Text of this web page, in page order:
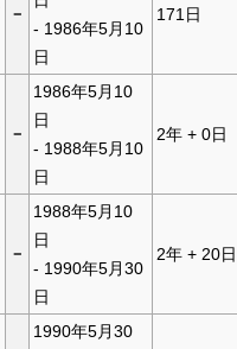
－
- 1986年5月10
日
171日
－
1986年5月10
日
- 1988年5月10
日
2年 + 0日
－
1988年5月10
日
- 1990年5月30
日
2年 + 20日
1990年5月30